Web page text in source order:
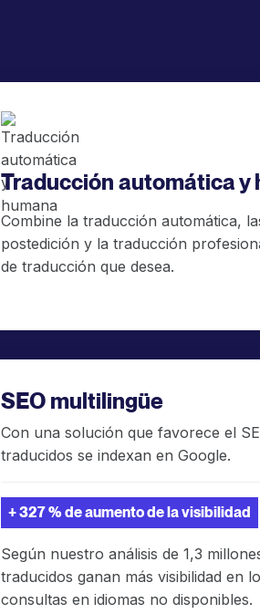
Traducción automática y
Combine la traducción automática,
postedición y la traducción
de traducción que desea.
SEO multilingüe
Con una solución que favorece el
traducidos se indexan en Google.
+ 327 % de aumento de la visibilidad
Según nuestro análisis de 1,3
traducidos ganan más visibilidad en
consultas en idiomas no disponibles.